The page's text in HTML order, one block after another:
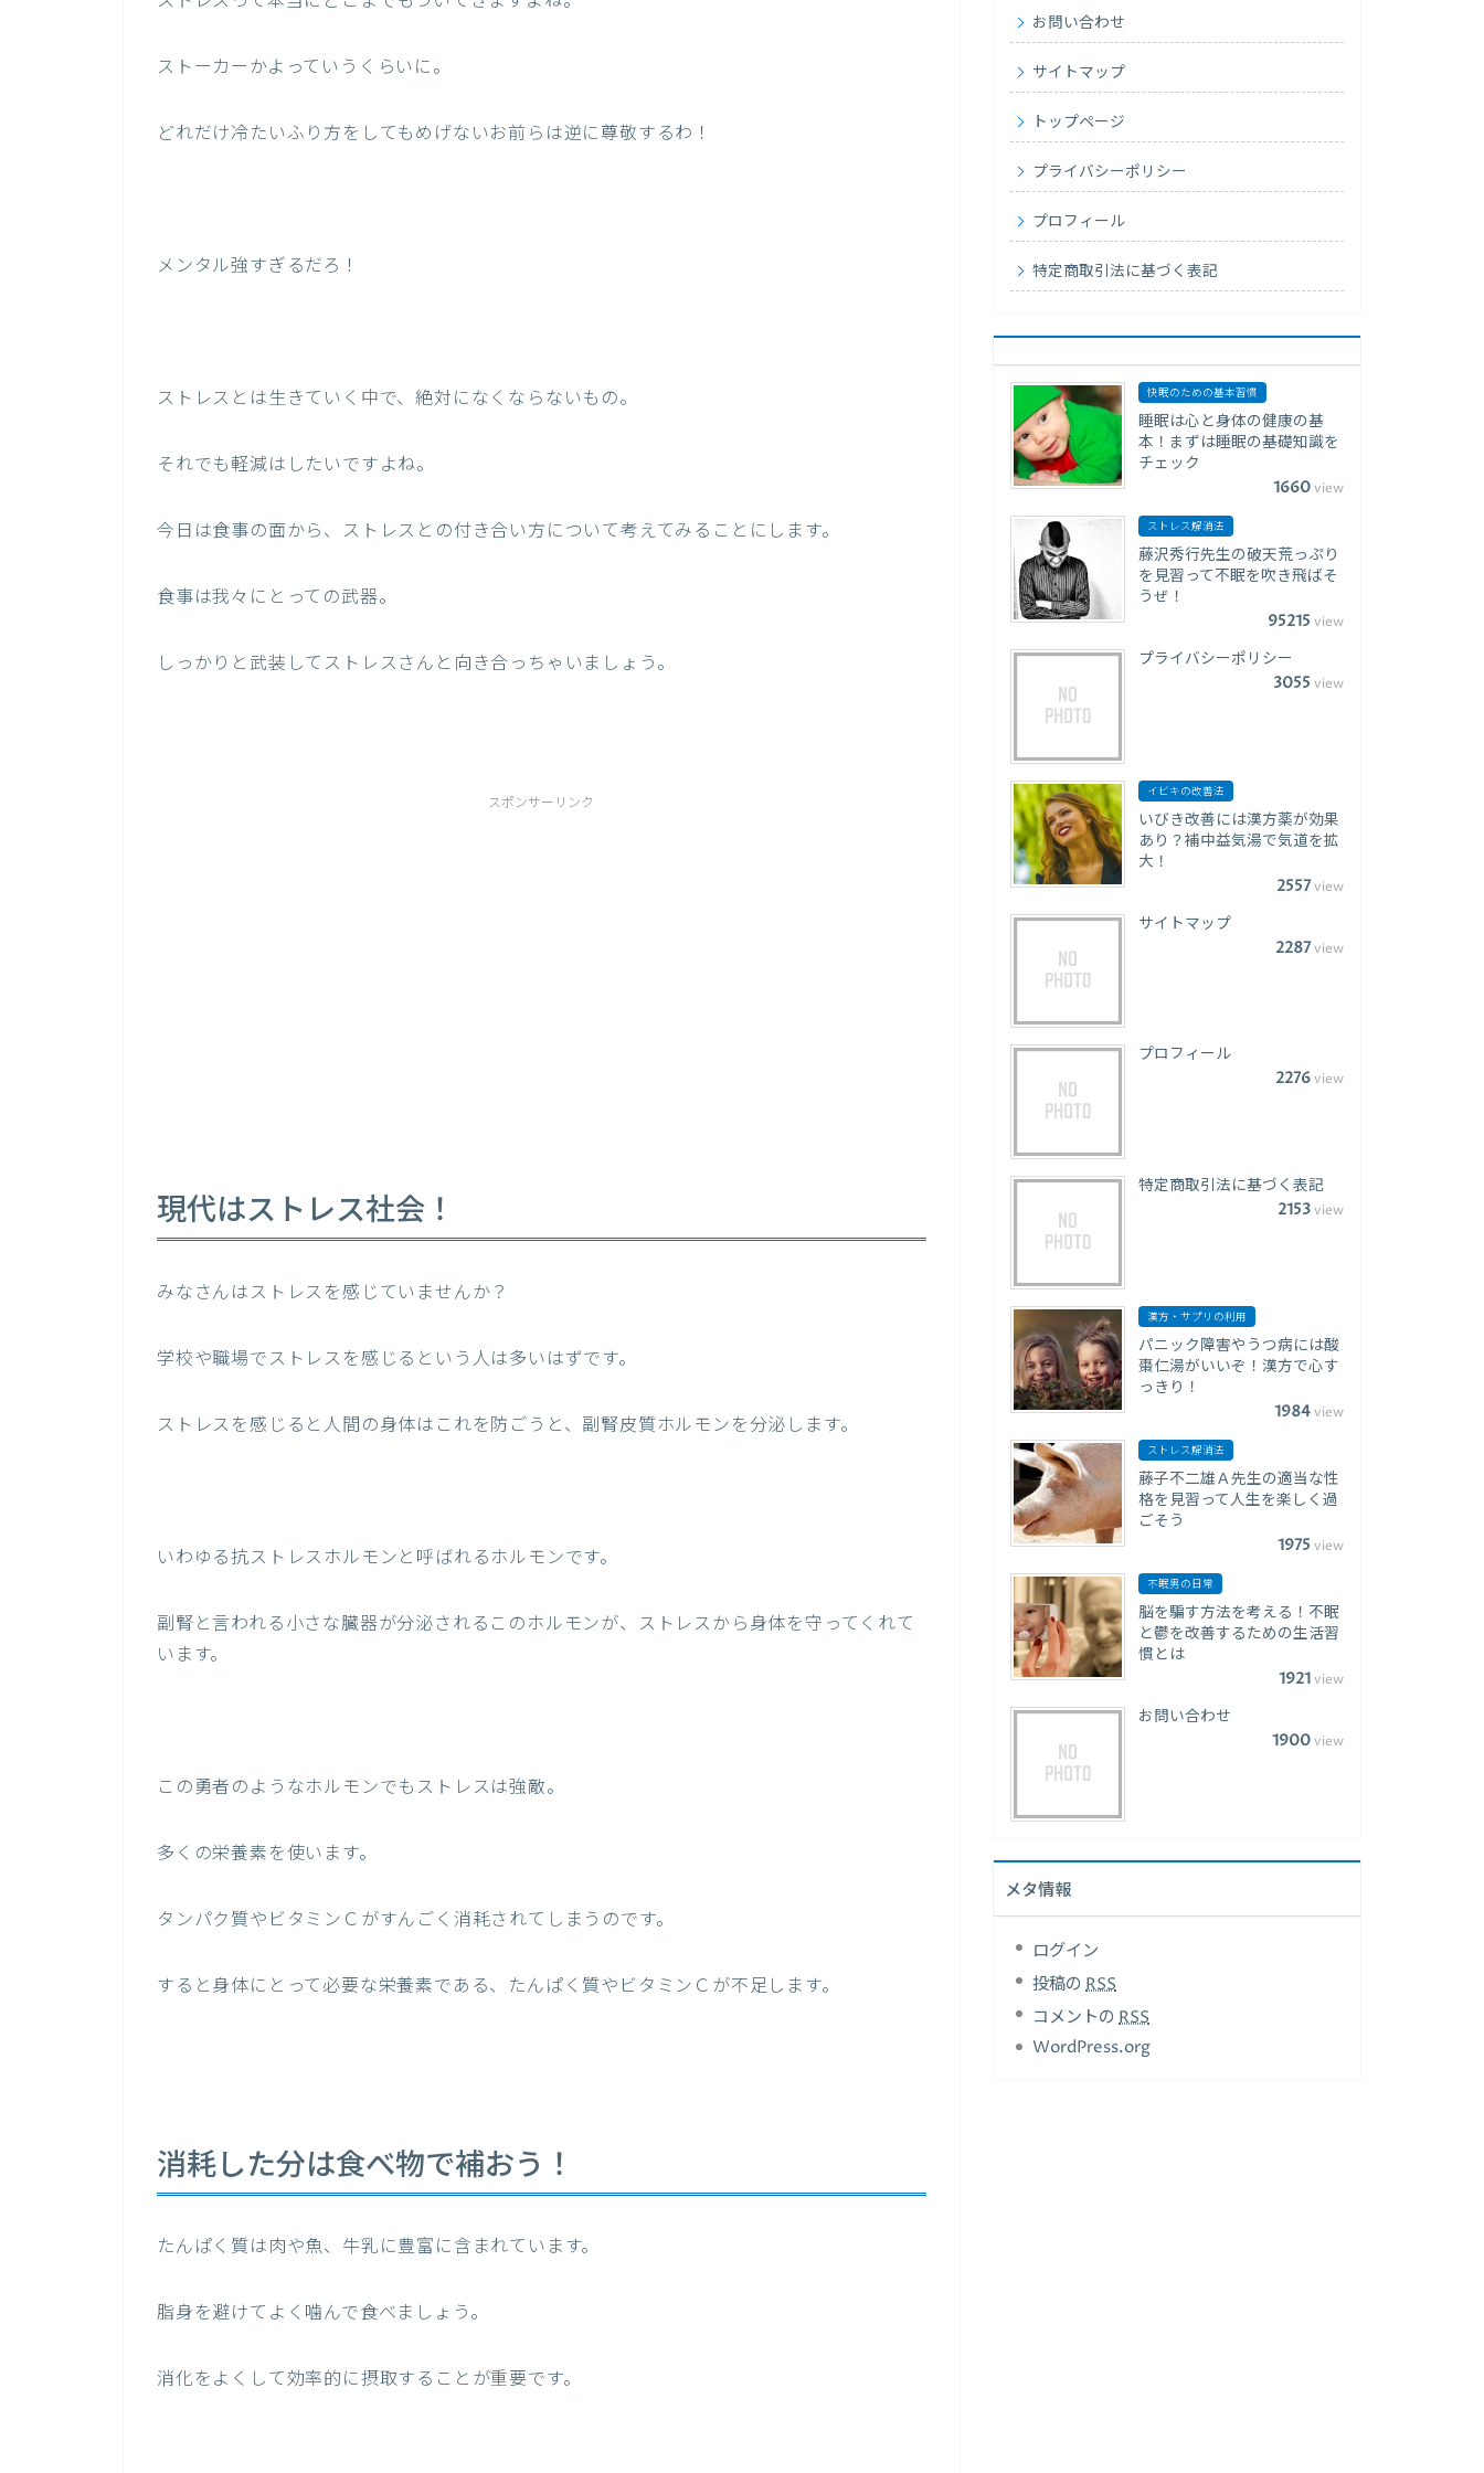
ストーカーかよっていうくらいに。
どれだけ冷たいふり方をしてもめげないお前らは逆に尊敬するわ！
メンタル強すぎるだろ！
ストレスとは生きていく中で、絶対になくならないもの。
それでも軽減はしたいですよね。
今日は食事の面から、ストレスとの付き合い方について考えてみることにします。
食事は我々にとっての武器。
しっかりと武装してストレスさんと向き合っちゃいましょう。
スポンサーリンク
現代はストレス社会！
みなさんはストレスを感じていませんか？
学校や職場でストレスを感じるという人は多いはずです。
ストレスを感じると人間の身体はこれを防ごうと、副腎皮質ホルモンを分泌します。
いわゆる抗ストレスホルモンと呼ばれるホルモンです。
副腎と言われる小さな臓器が分泌されるこのホルモンが、ストレスから身体を守ってくれて
います。
この勇者のようなホルモンでもストレスは強敵。
多くの栄養素を使います。
タンパク質やビタミンＣがすんごく消耗されてしまうのです。
すると身体にとって必要な栄養素である、たんぱく質やビタミンＣが不足します。
消耗した分は食べ物で補おう！
たんぱく質は肉や魚、牛乳に豊富に含まれています。
脂身を避けてよく噛んで食べましょう。
消化をよくして効率的に摂取することが重要です。
お問い合わせ
サイトマップ
トップページ
プライバシーポリシー
プロフィール
特定商取引法に基づく表記
快眠のための基本習慣
睡眠は心と身体の健康の基
本！まずは睡眠の基礎知識を
チェック
1660view
ストレス解消法
藤沢秀行先生の破天荒っぷり
を見習って不眠を吹き飛ばそ
うぜ！
95215 view
プライバシーポリシー
3055 view
イビキの改善法
いびき改善には漢方薬が効果
あり？補中益気湯で気道を拡
大！
2557view
サイトマップ
2287view
プロフィール
2276view
特定商取引法に基づく表記
2153view
漢方・サプリの利用
パニック障害やうつ病には酸
棗仁湯がいいぞ！漢方で心す
っきり！
1984view
ストレス解消法
藤子不二雄Ａ先生の適当な性
格を見習って人生を楽しく過
ごそう
1975 view
不眠男の日常
脳を騙す方法を考える！不眠
と鬱を改善するための生活習
慣とは
1921view
お問い合わせ
1900view
メタ情報
ログイン
投稿のRSS
コメントのRSS
WordPress.org